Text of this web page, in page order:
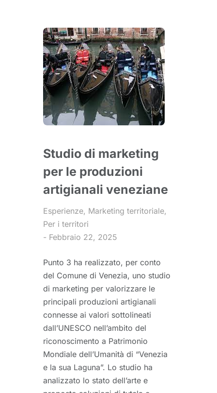
Studio di marketing
per le produzioni
artigianali veneziane
Esperienze, Marketing territoriale,
Per i territori
Febbraio 22, 2025
Punto 3 ha realizzato, per conto
del Comune di Venezia, uno studio
di marketing per valorizzare le
principali produzioni artigianali
connesse ai valori sottolineati
dall’UNESCO nell’ambito del
riconoscimento a Patrimonio
Mondiale dell’Umanità di “Venezia
e la sua Laguna”. Lo studio ha
analizzato lo stato dell’arte e